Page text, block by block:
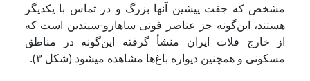
مشخص که جفت پیشین آنها بزرگ و در تماس با یکدیگر
هستند، این‌گونه جز عناصر فونی ساهارو-سیندین است که
از خارج فلات ایران منشأ گرفته این‌گونه در مناطق
مسکونی و همچنین دیواره باغ‌ها مشاهده می­شود (شکل ۳).